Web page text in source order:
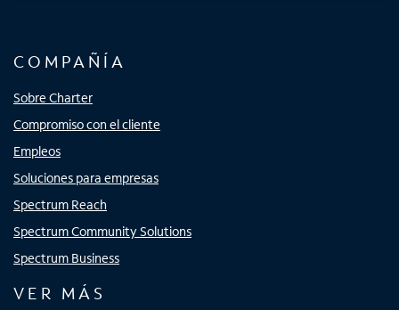
COMPAÑÍA
Sobre Charter
Compromiso con el cliente
Empleos
Soluciones para empresas
Spectrum Reach
Spectrum Community Solutions
Spectrum Business
VER MÁS